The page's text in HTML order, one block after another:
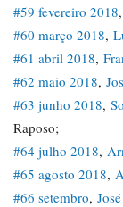
#59 fevereiro 2018,
#60 março 2018,
#61 abril 2018,
#62 maio 2018,
#63 junho 2018,
Raposo;
#64 julho 2018,
#65 agosto 2018,
#66 setembro,